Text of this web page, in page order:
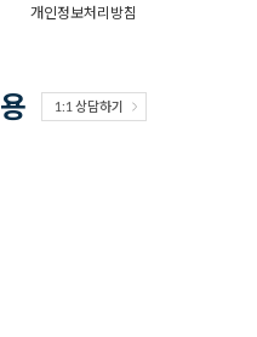
개인정보처리방침
1:1 상담하기